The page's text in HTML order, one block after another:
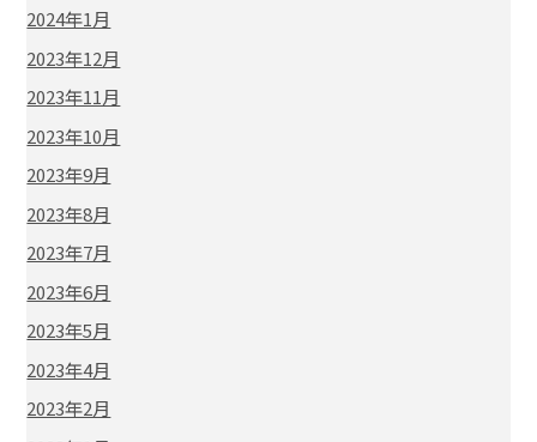
2024年1月
2023年12月
2023年11月
2023年10月
2023年9月
2023年8月
2023年7月
2023年6月
2023年5月
2023年4月
2023年2月